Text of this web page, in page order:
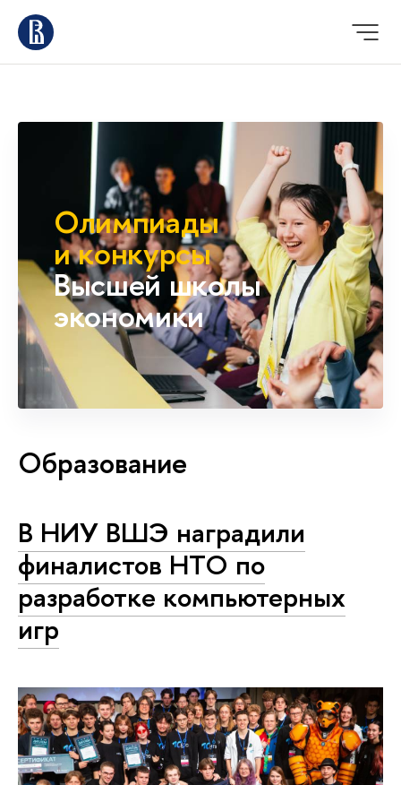
Олимпиады
и конкурсы
Высшей школы
экономики
Образование
В НИУ ВШЭ наградили
финалистов НТО по
разработке компьютерных
игр